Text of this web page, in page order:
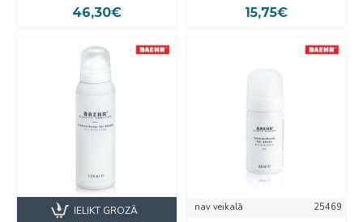
46,30€ 15,75€
IELIKT GROZĀ nav veikalā
25469